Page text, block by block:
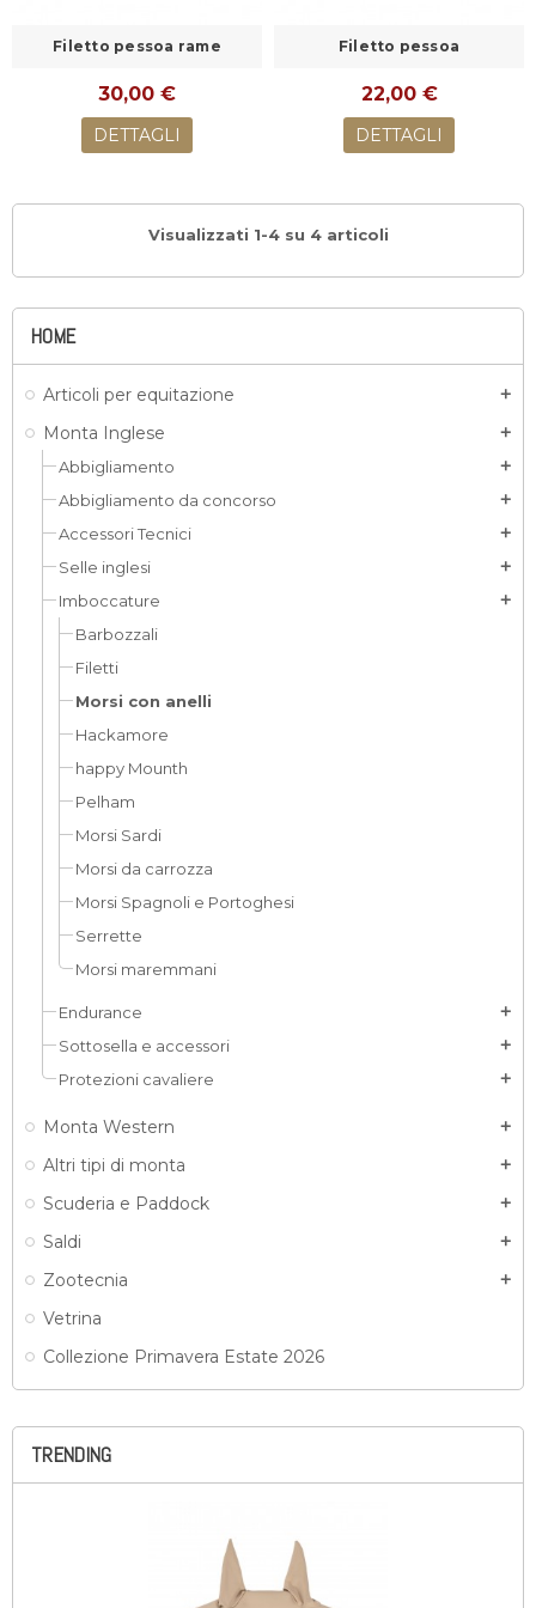
HOME
Articoli per equitazione add
Monta Inglese add
Abbigliamento add
Abbigliamento da concorso add
Accessori Tecnici add
Selle inglesi add
Imboccature add
Barbozzali
Filetti
Morsi con anelli
Hackamore
happy Mounth
Pelham
Morsi Sardi
Morsi da carrozza
Morsi Spagnoli e Portoghesi
Serrette
Morsi maremmani
Endurance add
Sottosella e accessori add
Protezioni cavaliere add
Monta Western add
Altri tipi di monta add
Scuderia e Paddock add
Saldi add
Zootecnia add
Vetrina
Collezione Primavera Estate 2026
TRENDING
Filetto pessoa rame
30,00 €
DETTAGLI
Filetto pessoa
22,00 €
DETTAGLI
Visualizzati 1-4 su 4 articoli